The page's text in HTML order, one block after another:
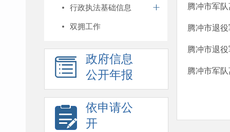
行政执法基础信息
双拥工作
政府信息
公开年报
依申请公
开
腾冲市军
腾冲市退
腾冲市退
腾冲市军